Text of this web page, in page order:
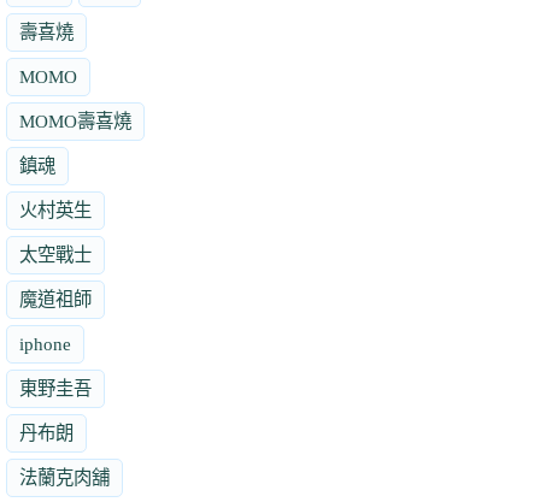
壽喜燒
MOMO
MOMO壽喜燒
鎮魂
火村英生
太空戰士
魔道祖師
iphone
東野圭吾
丹布朗
法蘭克肉舖